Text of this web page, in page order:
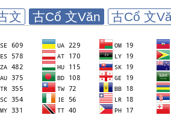
文 古Cổ 文Văn 古Cổ 文